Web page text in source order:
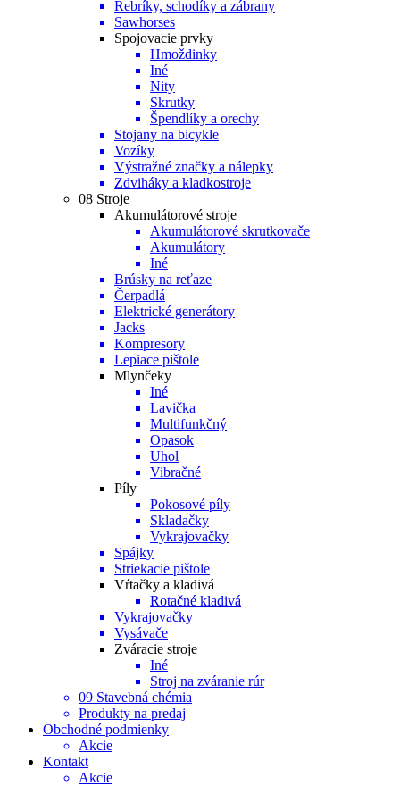
Rebríky, schodíky a zábrany
Sawhorses
Spojovacie prvky
Hmoždinky
Iné
Nity
Skrutky
Špendlíky a orechy
Stojany na bicykle
Vozíky
Výstražné značky a nálepky
Zdviháky a kladkostroje
08 Stroje
Akumulátorové stroje
Akumulátorové skrutkovače
Akumulátory
Iné
Brúsky na reťaze
Čerpadlá
Elektrické generátory
Jacks
Kompresory
Lepiace pištole
Mlynčeky
Iné
Lavička
Multifunkčný
Opasok
Uhol
Vibračné
Píly
Pokosové píly
Skladačky
Vykrajovačky
Spájky
Striekacie pištole
Vŕtačky a kladivá
Rotačné kladivá
Vykrajovačky
Vysávače
Zváracie stroje
Iné
Stroj na zváranie rúr
09 Stavebná chémia
Produkty na predaj
Obchodné podmienky
Akcie
Kontakt
Akcie